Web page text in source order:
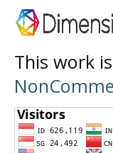
This work